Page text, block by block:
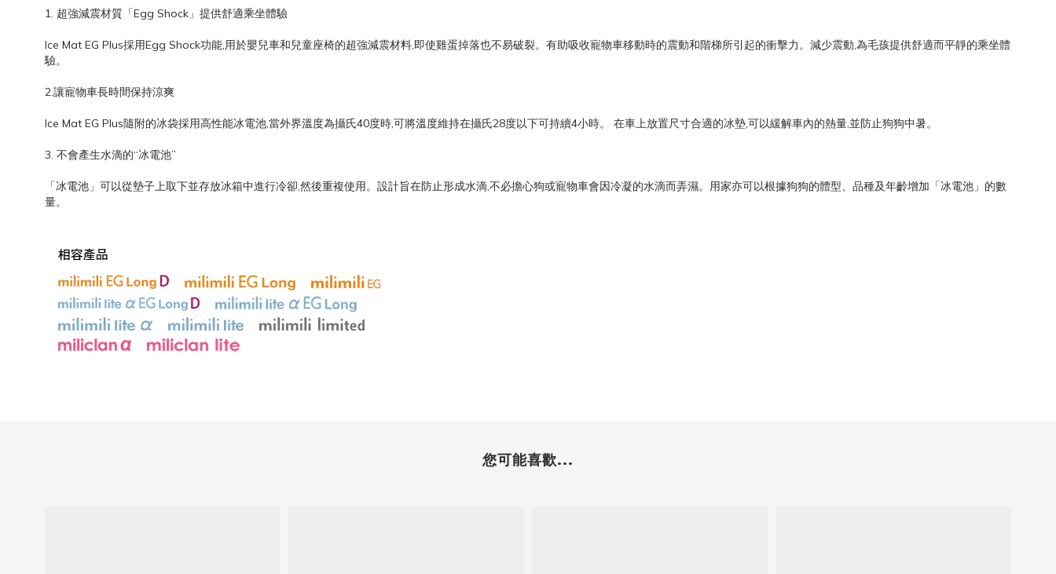
1. 超強減震材質「Egg Shock」提供舒適乘坐體驗
Ice Mat EG Plus採用Egg Shock功能,用於嬰兒車和兒童座椅的超強減震材料,即使雞蛋掉落也不易破裂。有助吸收寵物車移動時的震動和階梯所引起的衝擊力。減少震動,為毛孩提供舒適而平靜的乘坐體
驗。
2.讓寵物車長時間保持涼爽
Ice Mat EG Plus隨附的冰袋採用高性能冰電池,當外界溫度為攝氏40度時,可將溫度維持在攝氏28度以下可持續4小時。 在車上放置尺寸合適的冰墊,可以緩解車內的熱量,並防止狗狗中暑。
3. 不會產生水滴的“冰電池”
「冰電池」可以從墊子上取下並存放冰箱中進行冷卻,然後重複使用。設計旨在防止形成水滴,不必擔心狗或寵物車會因冷凝的水滴而弄濕。用家亦可以根據狗狗的體型、品種及年齡增加「冰電池」的數
量。
您可能喜歡...